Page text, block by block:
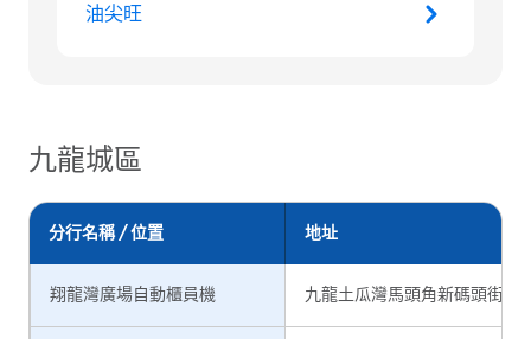
油尖旺
九龍城區
分行名稱 / 位置 地址
翔龍灣廣場自動櫃員機 九龍土瓜灣馬頭角新碼頭街